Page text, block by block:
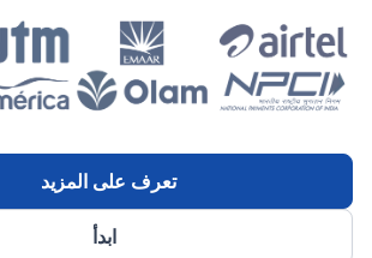
ابدأ
تعرف على المزيد